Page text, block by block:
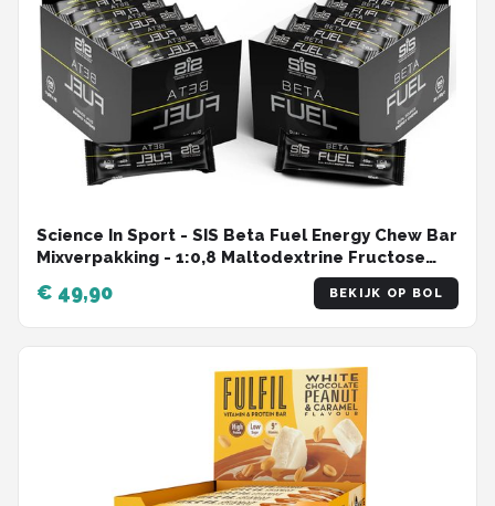
Science In Sport - SIS Beta Fuel Energy Chew Bar
Mixverpakking - 1:0,8 Maltodextrine Fructose
verhouding - Energierepen/Energiereep zonder
coating - 10x Orange & 10x Lemon Smaak - 20 x
60 gram
€ 49,90 BEKIJK OP BOL